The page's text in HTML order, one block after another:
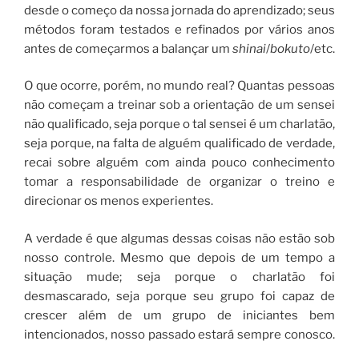
desde o começo da nossa jornada do aprendizado; seus
métodos foram testados e refinados por vários anos
antes de começarmos a balançar um shinai/bokuto/etc.
O que ocorre, porém, no mundo real? Quantas pessoas
não começam a treinar sob a orientação de um sensei
não qualificado, seja porque o tal sensei é um charlatão,
seja porque, na falta de alguém qualificado de verdade,
recai sobre alguém com ainda pouco conhecimento
tomar a responsabilidade de organizar o treino e
direcionar os menos experientes.
A verdade é que algumas dessas coisas não estão sob
nosso controle. Mesmo que depois de um tempo a
situação mude; seja porque o charlatão foi
desmascarado, seja porque seu grupo foi capaz de
crescer além de um grupo de iniciantes bem
intencionados, nosso passado estará sempre conosco.